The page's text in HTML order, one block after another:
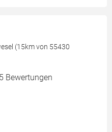
(15km von 55430
Bewertungen